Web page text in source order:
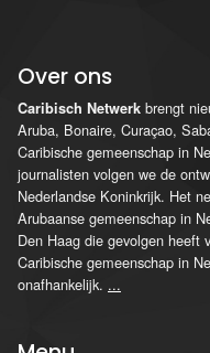
Over ons
Caribisch Netwerk brengt
Aruba, Bonaire, Curaçao,
Caribische gemeenschap in
journalisten volgen we de
Nederlandse Koninkrijk. Het
Arubaanse gemeenschap in
Den Haag die gevolgen heeft
Caribische gemeenschap in
onafhankelijk. ...